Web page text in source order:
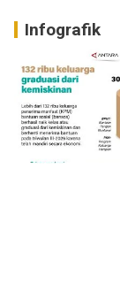
Infografik